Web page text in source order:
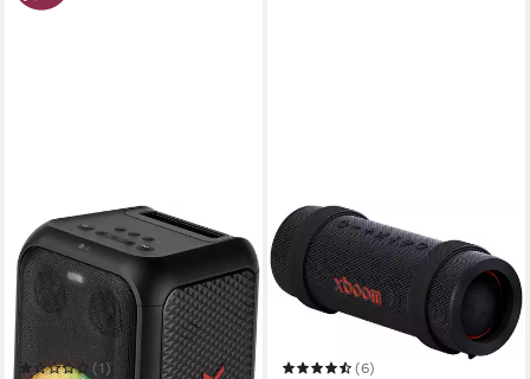
LG
XBOOM DXL5T Party-
Lautsprecher
Bluetooth Netzwerkstandard
200 W Gesamtleistung
12 Std.
Max. Akkulaufzeit
(1)
LG
xboom GRAB Bluetooth-
Speaker
Bluetooth
Netzwerkstandard
Gesamtleistung
(6)